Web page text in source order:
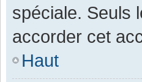
spéciale. Seuls
accorder cet
Haut